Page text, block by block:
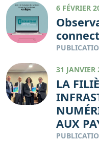
6 FÉVRIER
31 JANVIER
LA
AUX